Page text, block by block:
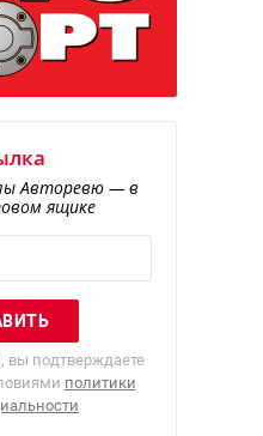
Авторевю — в
ящике
вы подтверждаете
политики